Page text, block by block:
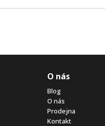
O nás
Blog
O nás
Prodejna
Kontakt